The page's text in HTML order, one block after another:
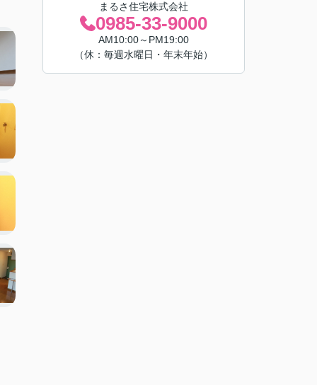
まるさ住宅株式会社
0985-33-9000
AM10:00～PM19:00
（休：毎週水曜日・年末年始）